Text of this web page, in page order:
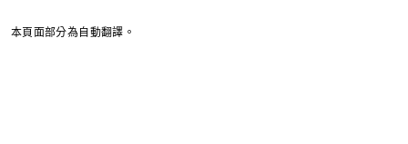
本頁面部分為自動翻譯。